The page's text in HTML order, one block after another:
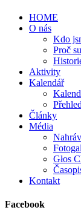
HOME
O nás
Kdo
Proč
Aktivity
Kalendář
Články
Média
Głos
Kontakt
Facebook